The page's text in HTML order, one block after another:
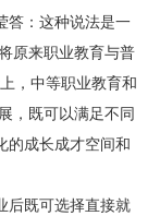
答：这种说法是一
原来职业教育与普
，中等职业教育和
，既可以满足不同
的成长成才空间和
后既可选择直接就